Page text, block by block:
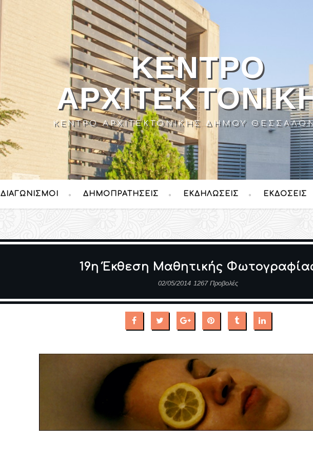
ΚΈΝΤΡΟ
ΚΈΝΤΡΟ ΑΡΧΙΤΕΚΤΟΝΙΚΉΣ ΔΉΜΟΥ
ΔΙΑΓΩΝΙΣΜΟΊ ΔΗΜΟΠΡΑΤΉΣΕΙΣ ΕΚΔΗΛΏΣΕΙΣ ΕΚΔΌΣΕΙΣ
19η Έκθεση Μαθητικής
02/05/2014 1267 Προβολές